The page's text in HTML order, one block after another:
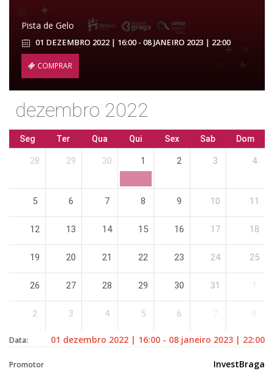
Pista de Gelo
01 DEZEMBRO 2022 | 16:00 - 08 JANEIRO 2023 | 22:00
COMPRAR
dezembro 2022
Seg Ter Qua Qui Sex Sab Dom
28 29 30 1 2 3 4
5 6 7 8 9 10 11
12 13 14 15 16 17 18
19 20 21 22 23 24 25
26 27 28 29 30 31
2 3 4 5 6
Data: 01 dezembro 2022 | 16:00 - 08 janeiro 2023 | 22:00
Promotor InvestBraga